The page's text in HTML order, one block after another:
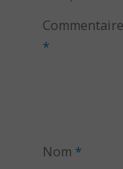
Commentaire
*
Nom *